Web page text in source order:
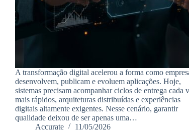
A transformação digital acelerou a forma como
desenvolvem, publicam e evoluem aplicações. Hoje,
sistemas precisam acompanhar ciclos de entrega cada
mais rápidos, arquiteturas distribuídas e experiências
digitais altamente exigentes. Nesse cenário, garantir
qualidade deixou de ser apenas uma…
Accurate
11/05/2026